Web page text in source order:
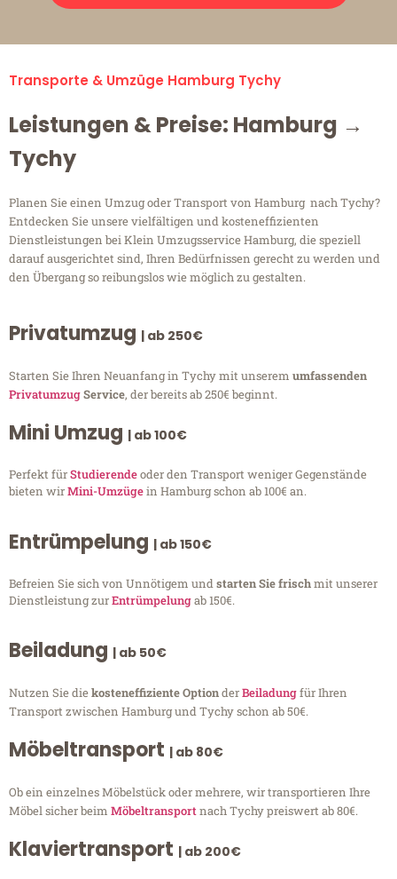
Transporte & Umzüge Hamburg Tychy
Leistungen & Preise: Hamburg →
Tychy
Planen Sie einen Umzug oder Transport von Hamburg nach Tychy?
Entdecken Sie unsere vielfältigen und kosteneffizienten
Dienstleistungen bei Klein Umzugsservice Hamburg, die speziell
darauf ausgerichtet sind, Ihren Bedürfnissen gerecht zu werden und
den Übergang so reibungslos wie möglich zu gestalten.
Privatumzug | ab 250€
Starten Sie Ihren Neuanfang in Tychy mit unserem umfassenden
PrivatumzugService, der bereits ab 250€ beginnt.
Mini Umzug | ab 100€
Perfekt fürStudierendeoder den Transport weniger Gegenstände
bieten wirMini-Umzügein Hamburg schon ab 100€ an.
Entrümpelung | ab 150€
Befreien Sie sich von Unnötigem undstarten Sie frischmit unserer
Dienstleistung zurEntrümpelungab 150€.
Beiladung | ab 50€
Nutzen Sie diekosteneffiziente OptionderBeiladungfür Ihren
Transport zwischen Hamburg und Tychy schon ab 50€.
Möbeltransport | ab 80€
Ob ein einzelnes Möbelstück oder mehrere, wir transportieren Ihre
Möbel sicher beim Möbeltransportnach Tychy preiswert ab 80€.
Klaviertransport | ab 200€